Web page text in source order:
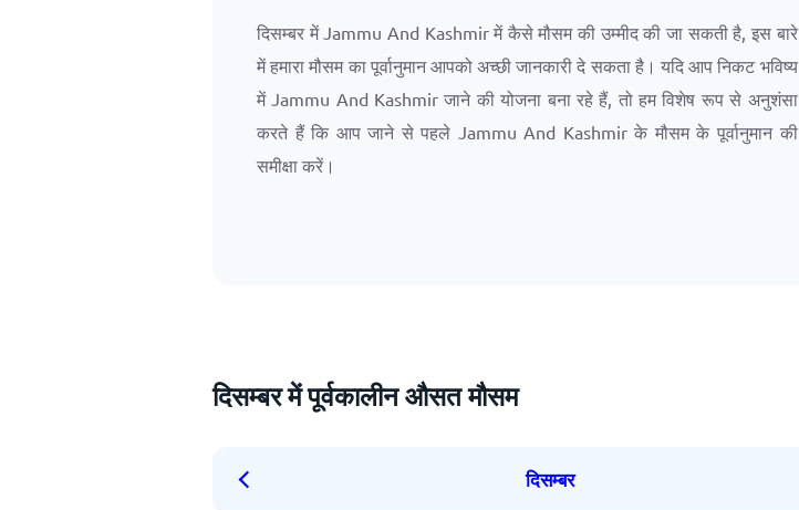
दिसम्बर में Jammu And Kashmir में कैसे मौसम की उम्मीद की जा सकती है, इस बारे
में हमारा मौसम का पूर्वानुमान आपको अच्छी जानकारी दे सकता है। यदि आप निकट भविष्य
में Jammu And Kashmir जाने की योजना बना रहे हैं, तो हम विशेष रूप से अनुशंसा
करते हैं कि आप जाने से पहले Jammu And Kashmir के मौसम के पूर्वानुमान की
समीक्षा करें।
दिसम्बर में पूर्वकालीन औसत मौसम
दिसम्बर